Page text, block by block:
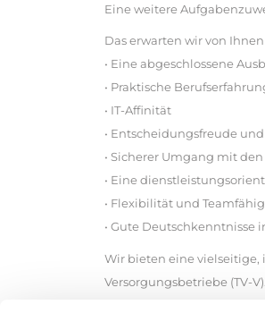
Eine weitere
Das erwarten wir von Ihnen
• Eine abgeschlossene
• Praktische
• IT-Affinität
• Entscheidungsfreude
• Sicherer Umgang mit
• Eine
• Flexibilität und
• Gute Deutschkenntnisse
Wir bieten eine vielseitige,
Versorgungsbetriebe (TV-V).